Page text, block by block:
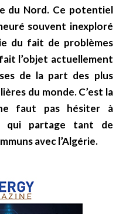
du Nord. Ce potentiel
souvent inexploré
du fait de problèmes
l’objet actuellement
de la part des plus
du monde.C’est la
faut pas hésiter à
qui partage tant de
avec l’Algérie.